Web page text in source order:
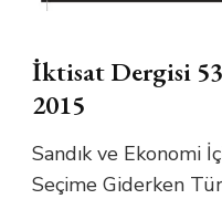
İktisat Dergisi
2015
Sandık ve Ekonomi
Seçime Giderken